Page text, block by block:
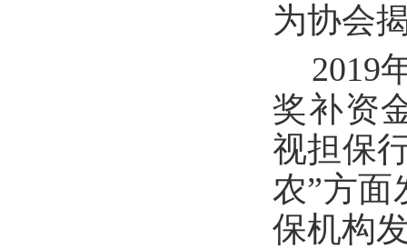
为协会
2019
奖补资
视担保
农”方面
保机构